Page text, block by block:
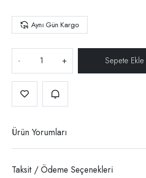
Aynı Gün Kargo
- +
Ürün Yorumları
Taksit / Ödeme Seçenekleri